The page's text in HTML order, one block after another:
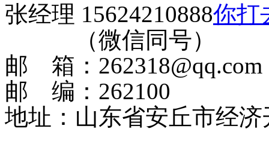
张经理 15624210888
（微信同号）
邮 箱：262318@qq.com
邮 编：262100
地址：山东省安丘市经济